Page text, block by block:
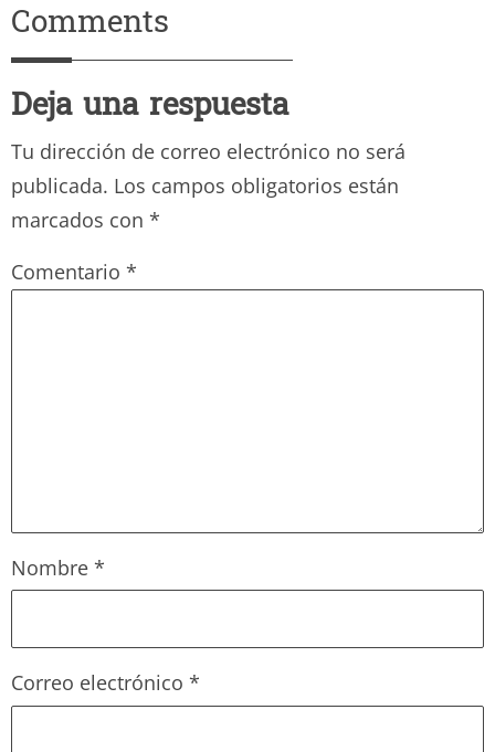
Comments
Deja una respuesta
Tu dirección de correo electrónico no será
publicada. Los campos obligatorios están
marcados con *
Comentario *
Nombre *
Correo electrónico *